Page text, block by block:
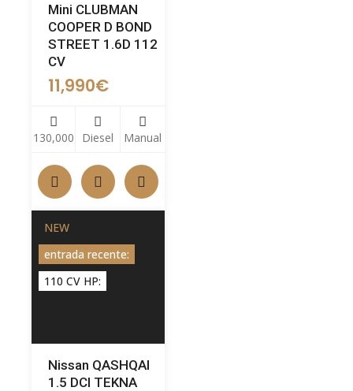
Mini CLUBMAN
COOPER D BOND
STREET 1.6D 112
CV
11,990€
130,000 Diesel Manual
NEW
entrada recente:
110 CV HP:
Nissan QASHQAI
1.5 DCI TEKNA